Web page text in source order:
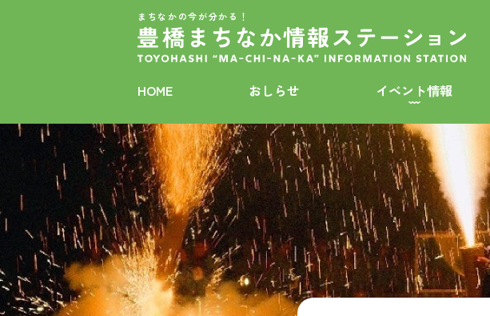
まちなかの今が分かる！
HOME おしらせ イベント情報